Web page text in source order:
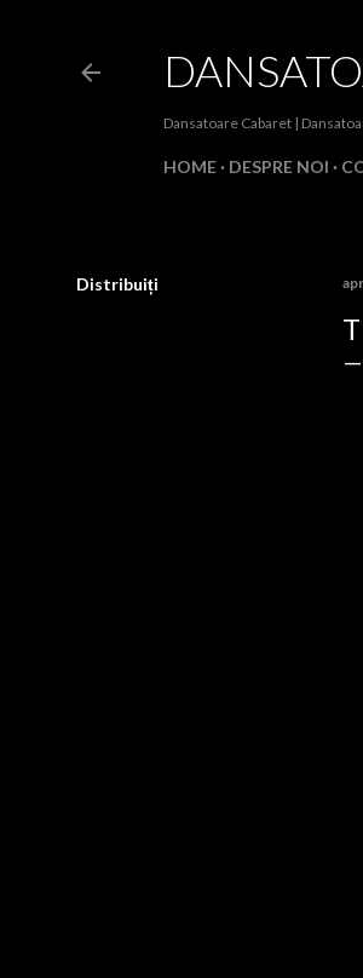
Dansatoare Cabaret |
HOME DESPRE NOI
Distribuiți